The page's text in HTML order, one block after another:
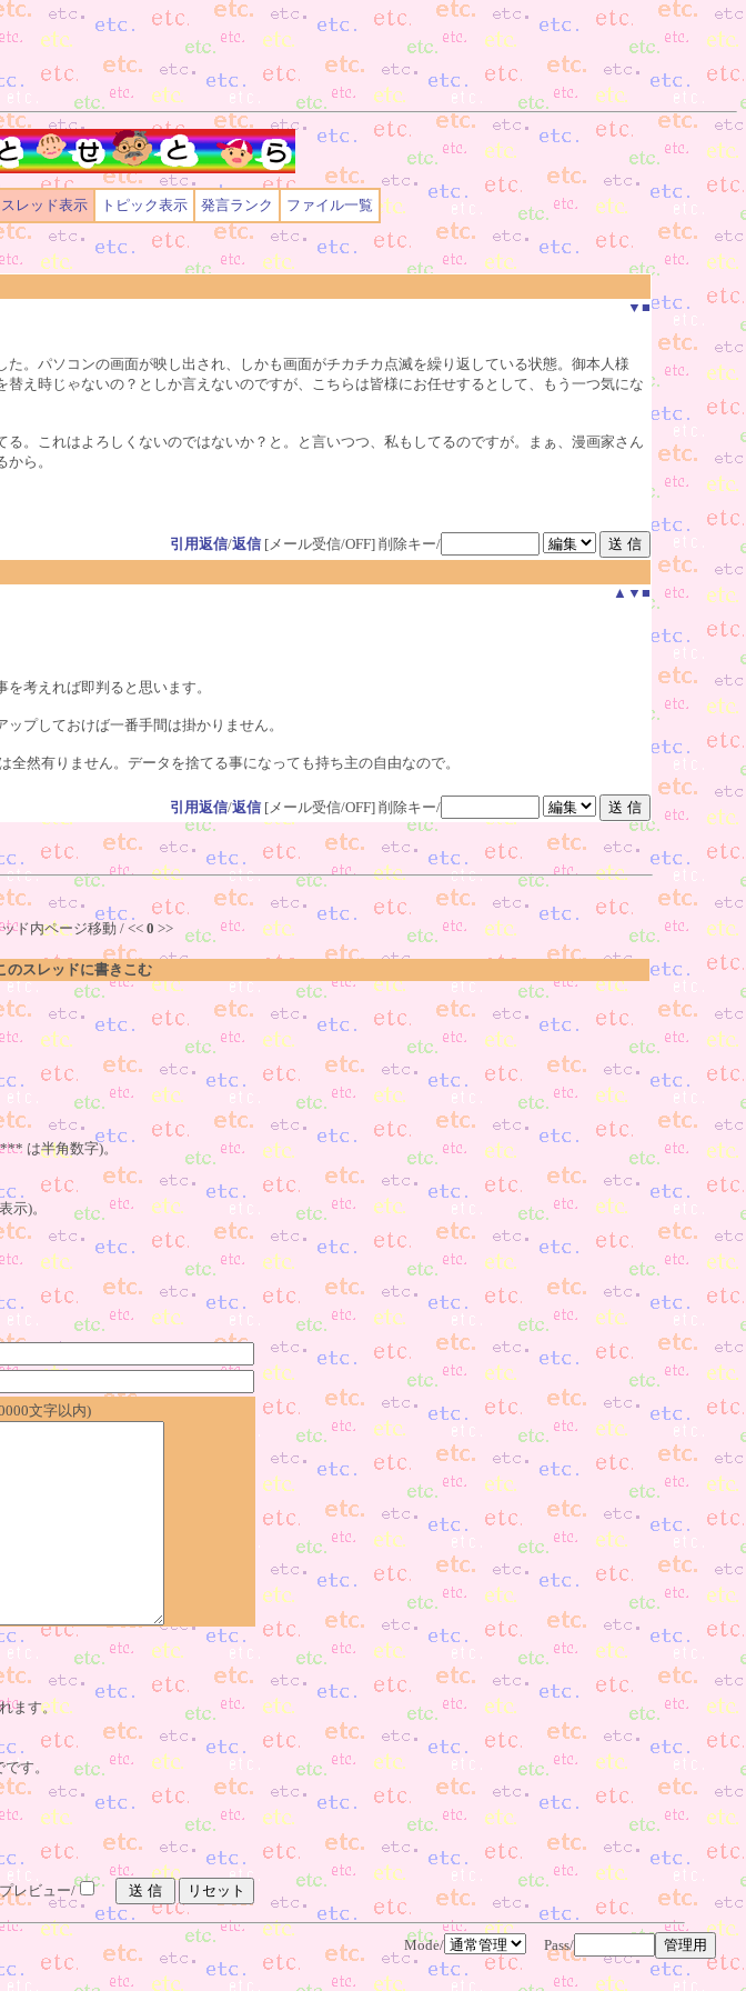
スレッド表示 トピック表示 発言ランク ファイル一覧
▼ ■
。パソコンの画面が映し出され、しかも画面がチカチカ点滅を繰り返している状態。御本人様
え時じゃないの？としか言えないのですが、こちらは皆様にお任せするとして、もう一つ気にな
。これはよろしくないのではないか？と。と言いつつ、私もしてるのですが。まぁ、漫画家さん
ら。
引用返信/返信 [メール受信/OFF] 削除キー/
▲ ▼ ■
考えれば即判ると思います。
プしておけば一番手間は掛かりません。
然有りません。データを捨てる事になっても持ち主の自由なので。
引用返信/返信 [メール受信/OFF] 削除キー/
ド内ページ移動 / <<0 >>
のスレッドに書きこむ
は半角数字)。
示)。
文字以内)
ます。
す。
レビュー/
Mode/ Pass/